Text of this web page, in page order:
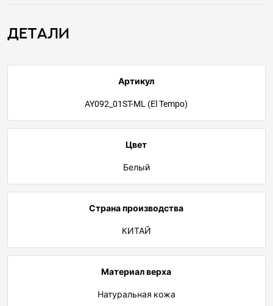
Детали
Артикул
AY092_01ST-ML (El Tempo)
Цвет
Белый
Страна производства
КИТАЙ
Материал верха
Натуральная кожа